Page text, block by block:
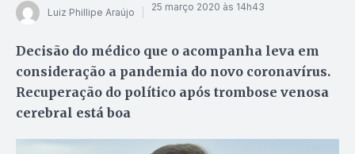
Luiz Phillipe Araújo 25 março 2020 às 14h43
Decisão do médico que o acompanha leva em
consideração a pandemia do novo coronavírus.
Recuperação do político após trombose venosa
cerebral está boa